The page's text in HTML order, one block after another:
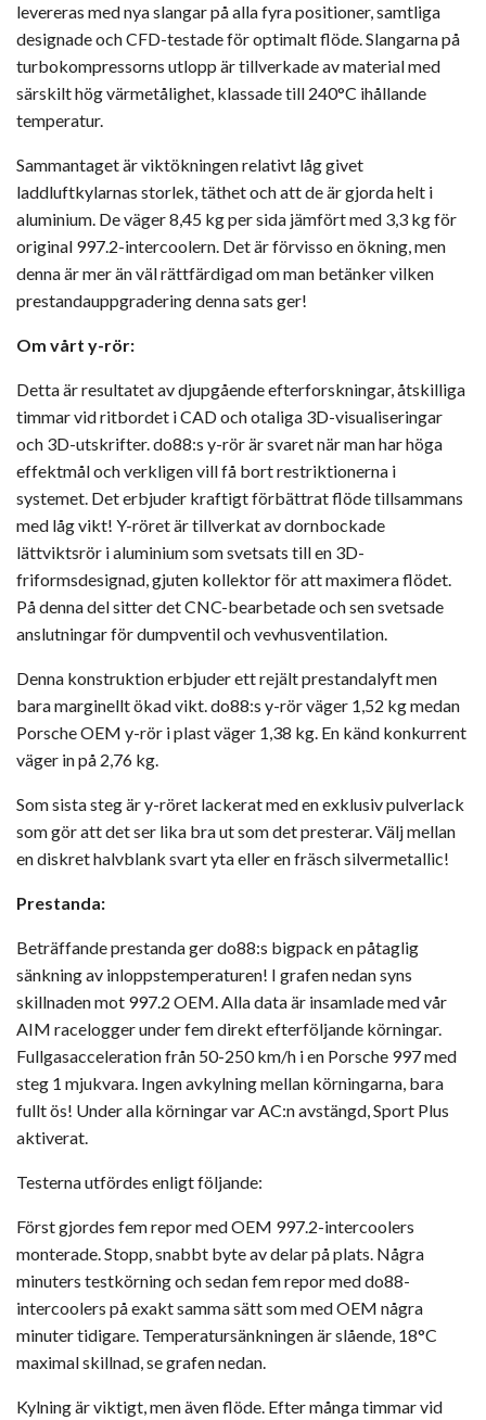
levereras med nya slangar på alla fyra positioner, samtliga
designade och CFD-testade för optimalt flöde. Slangarna på
turbokompressorns utlopp är tillverkade av material med
särskilt hög värmetålighet, klassade till 240°C ihållande
temperatur.
Sammantaget är viktökningen relativt låg givet
laddluftkylarnas storlek, täthet och att de är gjorda helt i
aluminium. De väger 8,45 kg per sida jämfört med 3,3 kg för
original 997.2-intercoolern. Det är förvisso en ökning, men
denna är mer än väl rättfärdigad om man betänker vilken
prestandauppgradering denna sats ger!
Om vårt y-rör:
Detta är resultatet av djupgående efterforskningar, åtskilliga
timmar vid ritbordet i CAD och otaliga 3D-visualiseringar
och 3D-utskrifter. do88:s y-rör är svaret när man har höga
effektmål och verkligen vill få bort restriktionerna i
systemet. Det erbjuder kraftigt förbättrat flöde tillsammans
med låg vikt! Y-röret är tillverkat av dornbockade
lättviktsrör i aluminium som svetsats till en 3D-
friformsdesignad, gjuten kollektor för att maximera flödet.
På denna del sitter det CNC-bearbetade och sen svetsade
anslutningar för dumpventil och vevhusventilation.
Denna konstruktion erbjuder ett rejält prestandalyft men
bara marginellt ökad vikt. do88:s y-rör väger 1,52 kg medan
Porsche OEM y-rör i plast väger 1,38 kg. En känd konkurrent
väger in på 2,76 kg.
Som sista steg är y-röret lackerat med en exklusiv pulverlack
som gör att det ser lika bra ut som det presterar. Välj mellan
en diskret halvblank svart yta eller en fräsch silvermetallic!
Prestanda:
Beträffande prestanda ger do88:s bigpack en påtaglig
sänkning av inloppstemperaturen! I grafen nedan syns
skillnaden mot 997.2 OEM. Alla data är insamlade med vår
AIM racelogger under fem direkt efterföljande körningar.
Fullgasacceleration från 50-250 km/h i en Porsche 997 med
steg 1 mjukvara. Ingen avkylning mellan körningarna, bara
fullt ös! Under alla körningar var AC:n avstängd, Sport Plus
aktiverat.
Testerna utfördes enligt följande:
Först gjordes fem repor med OEM 997.2-intercoolers
monterade. Stopp, snabbt byte av delar på plats. Några
minuters testkörning och sedan fem repor med do88-
intercoolers på exakt samma sätt som med OEM några
minuter tidigare. Temperatursänkningen är slående, 18°C
maximal skillnad, se grafen nedan.
Kylning är viktigt, men även flöde. Efter många timmar vid